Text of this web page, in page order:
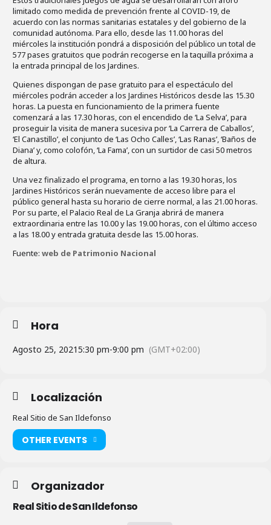
limitado como medida de prevención frente al COVID-19, de
acuerdo con las normas sanitarias estatales y del gobierno de la
comunidad autónoma. Para ello, desde las 11.00 horas del
miércoles la institución pondrá a disposición del público un total de
577 pases gratuitos que podrán recogerse en la taquilla próxima a
la entrada principal de los Jardines.
Quienes dispongan de pase gratuito para el espectáculo del
miércoles podrán acceder a los Jardines Históricos desde las 15.30
horas. La puesta en funcionamiento de la primera fuente
comenzará a las 17.30 horas, con el encendido de ‘La Selva’, para
proseguir la visita de manera sucesiva por ‘La Carrera de Caballos’,
‘El Canastillo’, el conjunto de ‘Las Ocho Calles’, ‘Las Ranas’, ‘Baños de
Diana’ y, como colofón, ‘La Fama’, con un surtidor de casi 50 metros
de altura.
Una vez finalizado el programa, en torno a las 19.30 horas, los
Jardines Históricos serán nuevamente de acceso libre para el
público general hasta su horario de cierre normal, a las 21.00 horas.
Por su parte, el Palacio Real de La Granja abrirá de manera
extraordinaria entre las 10.00 y las 19.00 horas, con el último acceso
a las 18.00 y entrada gratuita desde las 15.00 horas.
Fuente: web de Patrimonio Nacional
Hora
Agosto 25, 20215:30 pm-9:00 pm (GMT+02:00)
Localización
Real Sitio de San Ildefonso
OTHER EVENTS
Organizador
Real Sitio de San Ildefonso